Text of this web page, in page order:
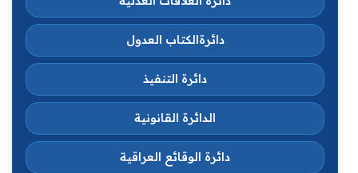
دائرةالكتاب العدول
دائرة التنفيذ
الدائرة القانونية
دائرة الوقائع العراقية